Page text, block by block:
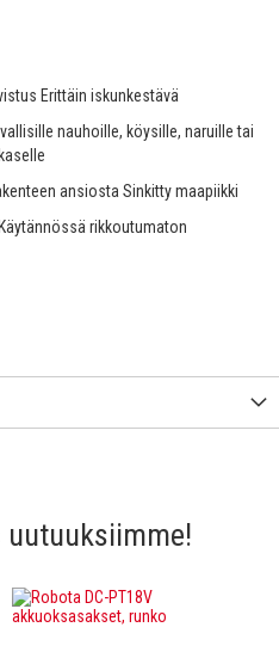
Erittäin iskunkestävä
nauhoille, köysille, naruille tai
ansiosta Sinkitty maapiikki
rikkoutumaton